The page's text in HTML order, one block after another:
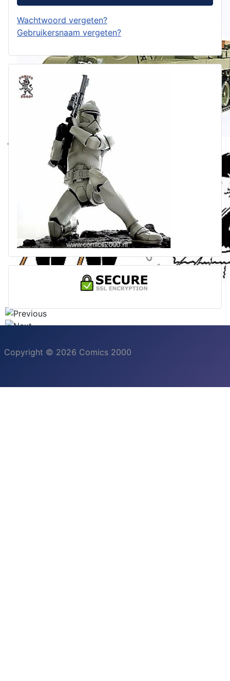
Wachtwoord vergeten?
Gebruikersnaam vergeten?
Copyright © 2026 Comics 2000